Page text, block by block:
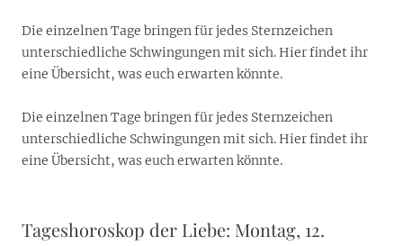
Die einzelnen Tage bringen für jedes Sternzeichen
unterschiedliche Schwingungen mit sich. Hier findet ihr
eine Übersicht, was euch erwarten könnte.
Die einzelnen Tage bringen für jedes Sternzeichen
unterschiedliche Schwingungen mit sich. Hier findet ihr
eine Übersicht, was euch erwarten könnte.
Tageshoroskop der Liebe: Montag, 12.